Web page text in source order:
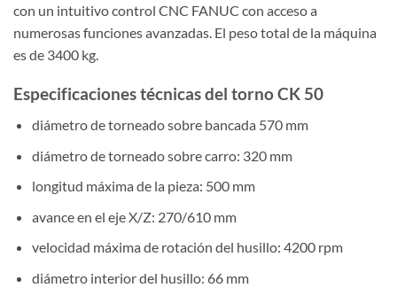
con un intuitivo control CNC FANUC con acceso a
numerosas funciones avanzadas. El peso total de la máquina
es de 3400 kg.
Especificaciones técnicas del torno CK 50
diámetro de torneado sobre bancada 570 mm
diámetro de torneado sobre carro: 320 mm
longitud máxima de la pieza: 500 mm
avance en el eje X/Z: 270/610 mm
velocidad máxima de rotación del husillo: 4200 rpm
diámetro interior del husillo: 66 mm